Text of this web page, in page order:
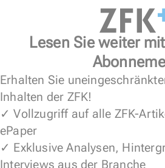
Lesen Sie weiter
Erhalten Sie
Inhalten der ZFK!
✓ Vollzugriff auf alle ZFK-
ePaper
✓ Exklusive Analysen,
Interviews aus der Branche